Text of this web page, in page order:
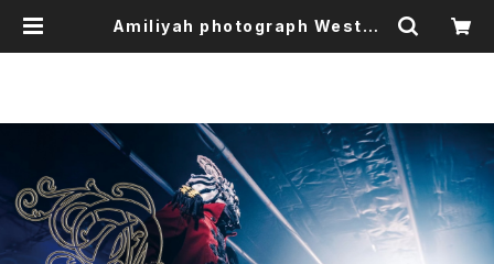
Amiliyah photograph Wester